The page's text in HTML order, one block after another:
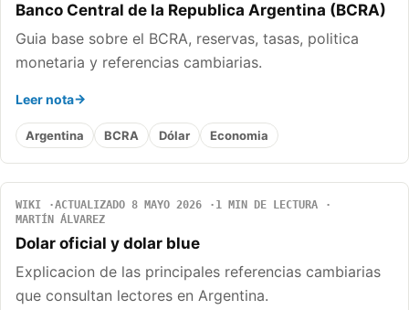
Banco Central de la Republica Argentina (BCRA)
Guia base sobre el BCRA, reservas, tasas, politica
monetaria y referencias cambiarias.
Leer nota
Argentina BCRA Dólar Economia
WIKI ACTUALIZADO 8 MAYO 2026
1 MIN DE LECTURA
MARTÍN ÁLVAREZ
Dolar oficial y dolar blue
Explicacion de las principales referencias cambiarias
que consultan lectores en Argentina.